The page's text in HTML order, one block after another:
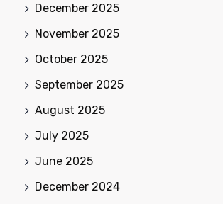
December 2025
November 2025
October 2025
September 2025
August 2025
July 2025
June 2025
December 2024